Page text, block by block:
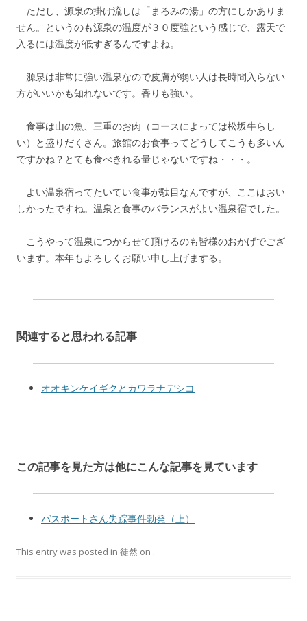
ただし、源泉の掛け流しは「まろみの湯」の方にしかありま
せん。というのも源泉の温度が３０度強という感じで、露天で
入るには温度が低すぎるんですよね。
源泉は非常に強い温泉なので皮膚が弱い人は長時間入らない
方がいいかも知れないです。香りも強い。
食事は山の魚、三重のお肉（コースによっては松坂牛らし
い）と盛りだくさん。旅館のお食事ってどうしてこうも多いん
ですかね？とても食べきれる量じゃないですね・・・。
よい温泉宿ってたいてい食事が駄目なんですが、ここはおい
しかったですね。温泉と食事のバランスがよい温泉宿でした。
こうやって温泉につからせて頂けるのも皆様のおかげでござ
います。本年もよろしくお願い申し上げまする。
関連すると思われる記事
オオキンケイギクとカワラナデシコ
この記事を見た方は他にこんな記事を見ています
パスポートさん失踪事件勃発（上）
This entry was posted in 徒然 on .